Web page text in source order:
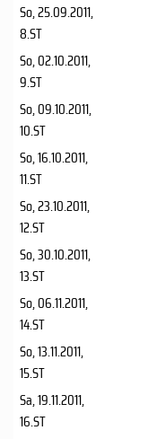
So, 25.09.2011,
8.ST
So, 02.10.2011,
9.ST
So, 09.10.2011,
10.ST
So, 16.10.2011,
11.ST
So, 23.10.2011,
12.ST
So, 30.10.2011,
13.ST
So, 06.11.2011,
14.ST
So, 13.11.2011,
15.ST
Sa, 19.11.2011,
16.ST